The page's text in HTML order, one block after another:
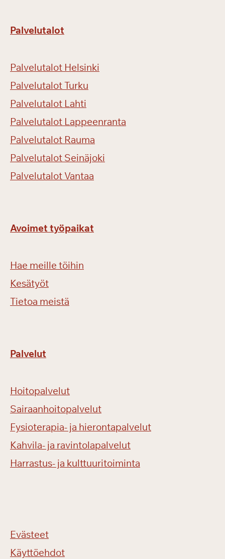
Palvelutalot
Palvelutalot Helsinki
Palvelutalot Turku
Palvelutalot Lahti
Palvelutalot Lappeenranta
Palvelutalot Rauma
Palvelutalot Seinäjoki
Palvelutalot Vantaa
Avoimet työpaikat
Hae meille töihin
Kesätyöt
Tietoa meistä
Palvelut
Hoitopalvelut
Sairaanhoitopalvelut
Fysioterapia- ja hierontapalvelut
Kahvila- ja ravintolapalvelut
Harrastus- ja kulttuuritoiminta
Evästeet
Käyttöehdot